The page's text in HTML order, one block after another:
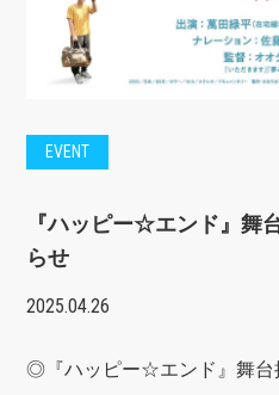
EVENT
『ハッピー☆エンド』舞
らせ
2025.04.26
◎『ハッピー☆エンド』舞台